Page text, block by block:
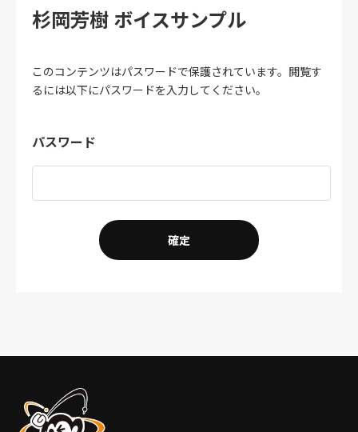
杉岡芳樹 ボイスサンプル
このコンテンツはパスワードで保護されています。閲覧す
るには以下にパスワードを入力してください。
パスワード